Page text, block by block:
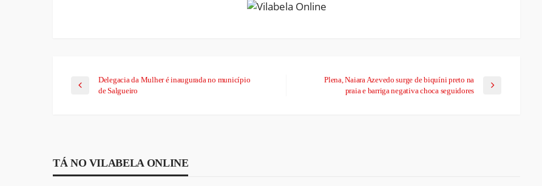
Delegacia da Mulher é inaugurada no município
de Salgueiro
Plena, Naiara Azevedo surge de biquíni preto na
praia e barriga negativa choca seguidores
TÁ NO VILABELA ONLINE